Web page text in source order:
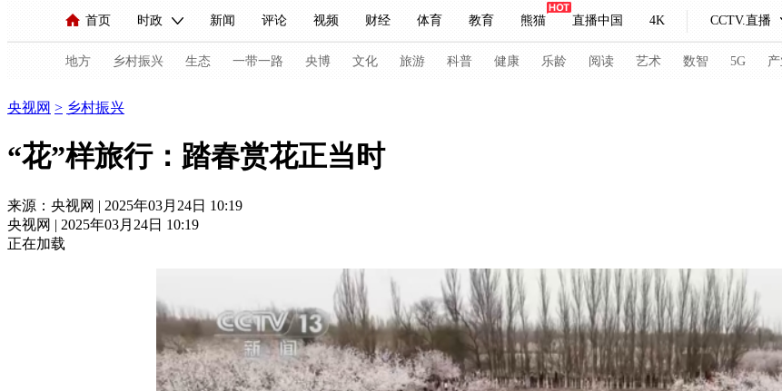
首页 时政 新闻 评论 视频 财经 体育 教育 熊猫 直播中国 4K CCTV.直播
人民领袖习近平 联播+ 中国领导人 央视快评 习式妙语 热解读 天天学习
直播 栏目大全 节目单 听音 微视频 主持人 下载央视影音
海外频道 iPanda English Монгол
地方 乡村振兴 生态 一带一路 央博 文化 旅游 科普 健康 乐龄 阅读 艺术 数智 5G
新闻 国内 国际
直播中国 熊猫频道 VR/AR 4K专区 全景新闻
前线 比划 快看 蓝海中国 新兵请入列 人生第一次 人生第二次
直播 竞猜 2026年世界杯 2026年冬奥会 CBA NBA 中超 国足 国际足球 网球
央视网 > 乡村振兴
“花”样旅行：踏春赏花正当时
来源：央视网 | 2025年03月24日 10:19
央视网 | 2025年03月24日 10:19
正在加载